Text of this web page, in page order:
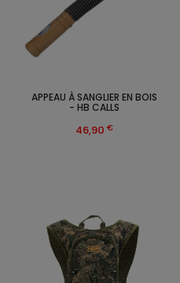
APPEAU À SANGLIER EN BOIS
- HB CALLS
46,90 €